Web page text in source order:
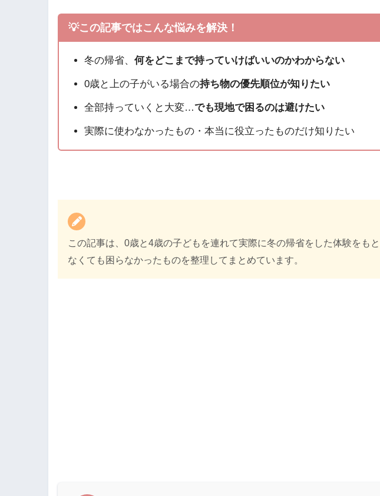
💡この記事ではこんな悩みを解決！
冬の帰省、何をどこまで持っていけばいいのかわからない
0歳と上の子がいる場合の持ち物の優先順位が知りたい
全部持っていくと大変…でも現地で困るのは避けたい
実際に使わなかったもの・本当に役立ったものだけ知りたい
この記事は、0歳と4歳の子どもを連れて実際に冬の帰省をした体験をも
なくても困らなかったものを整理してまとめています。